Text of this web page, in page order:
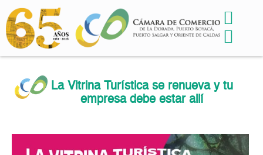
La Vitrina Turística se renueva y tu
empresa debe estar allí